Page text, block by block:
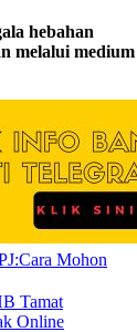
hebahan
melalui medium
Mohon
Tamat
Online